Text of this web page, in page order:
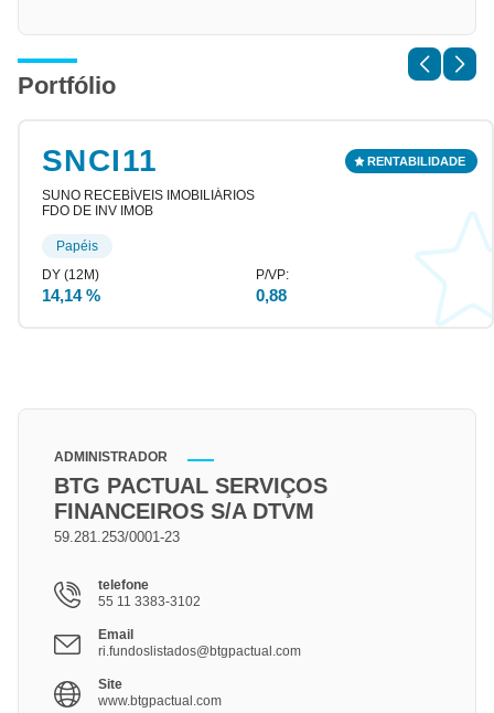
Portfólio
SNCI11
SUNO RECEBÍVEIS IMOBILIÁRIOS
FDO DE INV IMOB
14,14 % 0,88
Papéis
ADMINISTRADOR
BTG PACTUAL SERVIÇOS
FINANCEIROS S/A DTVM
59.281.253/0001-23
telefone
55 11 3383-3102
Email
ri.fundoslistados@btgpactual.com
Site
www.btgpactual.com